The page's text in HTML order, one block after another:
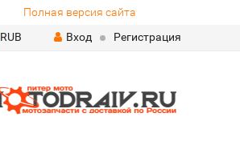
Полная версия сайта
RUB
Вход Регистрация